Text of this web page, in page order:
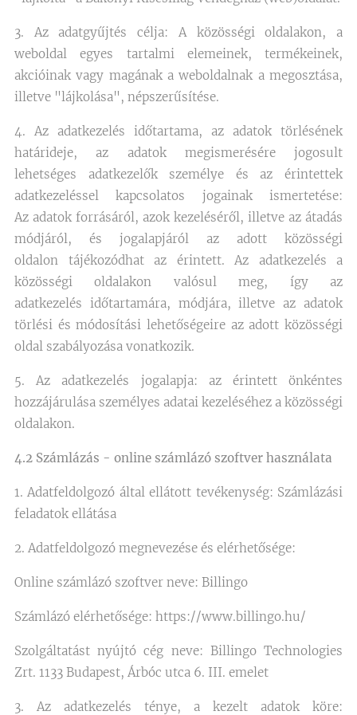
3. Az adatgyűjtés célja: A közösségi oldalakon, a
weboldal egyes tartalmi elemeinek, termékeinek,
akcióinak vagy magának a weboldalnak a megosztása,
illetve "lájkolása", népszerűsítése.
4. Az adatkezelés időtartama, az adatok törlésének
határideje, az adatok megismerésére jogosult
lehetséges adatkezelők személye és az érintettek
adatkezeléssel kapcsolatos jogainak ismertetése:
Az adatok forrásáról, azok kezeléséről, illetve az átadás
módjáról, és jogalapjáról az adott közösségi
oldalon tájékozódhat az érintett. Az adatkezelés a
közösségi oldalakon valósul meg, így az
adatkezelés időtartamára, módjára, illetve az adatok
törlési és módosítási lehetőségeire az adott közösségi
oldal szabályozása vonatkozik.
5. Az adatkezelés jogalapja: az érintett önkéntes
hozzájárulása személyes adatai kezeléséhez a közösségi
oldalakon.
4.2 Számlázás - online számlázó szoftver használata
1. Adatfeldolgozó által ellátott tevékenység: Számlázási
feladatok ellátása
2. Adatfeldolgozó megnevezése és elérhetősége:
Online számlázó szoftver neve: Billingo
Számlázó elérhetősége: https://www.billingo.hu/
Szolgáltatást nyújtó cég neve: Billingo Technologies
Zrt. 1133 Budapest, Árbóc utca 6. III. emelet
3. Az adatkezelés ténye, a kezelt adatok köre: